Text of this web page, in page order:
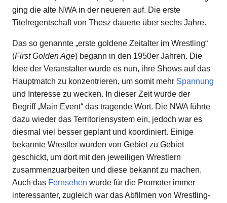
ging die alte NWA in der neueren auf. Die erste
Titelregentschaft von Thesz dauerte über sechs Jahre.
Das so genannte „erste goldene Zeitalter im Wrestling“
(First Golden Age) begann in den 1950er Jahren. Die
Idee der Veranstalter wurde es nun, ihre Shows auf das
Hauptmatch zu konzentrieren, um somit mehr Spannung
und Interesse zu wecken. In dieser Zeit wurde der
Begriff „Main Event“ das tragende Wort. Die NWA führte
dazu wieder das Territoriensystem ein, jedoch war es
diesmal viel besser geplant und koordiniert. Einige
bekannte Wrestler wurden von Gebiet zu Gebiet
geschickt, um dort mit den jeweiligen Wrestlern
zusammenzuarbeiten und diese bekannt zu machen.
Auch das Fernsehen wurde für die Promoter immer
interessanter, zugleich war das Abfilmen von Wrestling-